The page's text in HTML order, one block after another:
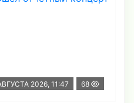
2026, 11:47 68